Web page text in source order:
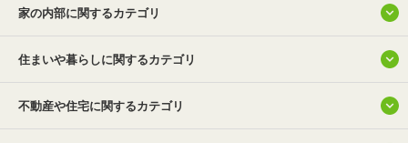
家の内部に関するカテゴリ
住まいや暮らしに関するカテゴリ
不動産や住宅に関するカテゴリ